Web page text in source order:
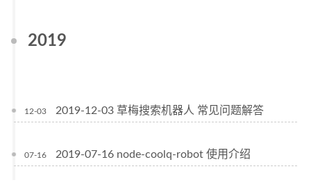
2019
12-03 2019-12-03 草梅搜索机器人 常见问题解答
07-16 2019-07-16 node-coolq-robot 使用介绍